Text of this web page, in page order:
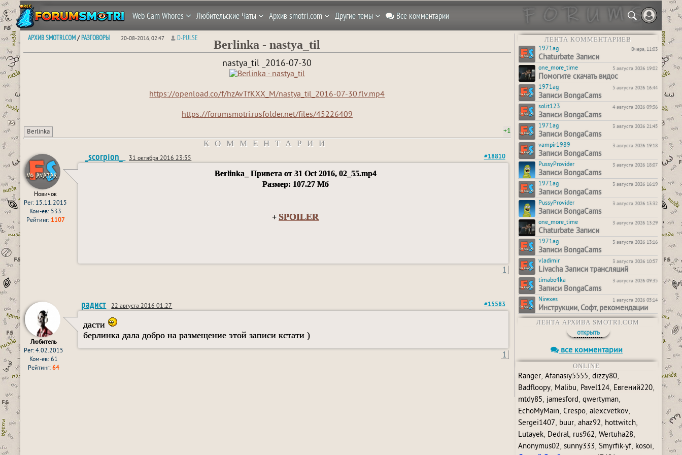
Web Cam Whores Любительские Чаты Архив smotri.com Другие темы Все комментарии
АРХИВ SMOTRI.COM/РАЗГОВОРЫ 20-08-2016, 02:47 D-PULSE
Berlinka - nastya_til
nastya_til _2016-07-30
https://openload.co/f/hzAvTfKXX_M/nastya_til_2016-07-30.flv.mp4
https://forumsmotri.rusfolder.net/files/45226409
Berlinka +1
КОММЕНТАРИИ
Новичок
Рег: 15.11.2015
Ком-ев: 533
Рейтинг: 1107
_scorpion_ 31 октября 2016 23:55 #18810
Berlinka_ Привета от 31 Oct 2016, 02_55.mp4
Размер: 107.27 Мб
+ SPOILER
1
Любитель
Рег: 4.02.2015
Ком-ев: 61
Рейтинг:64
радист 22 августа 2016 01:27 #15583
дасти
берлинка дала добро на размещение этой записи кстати )
1
ЛЕНТА КОММЕНТАРИЕВ
1971ag
Вчера, 11:03
Chaturbate Записи
one_more_time 5 августа 2026 19:02
Помогите скачать видос
1971ag 5 августа 2026 16:44
Записи BongaCams
solit123 4 августа 2026 09:36
Записи BongaCams
1971ag 3 августа 2026 21:45
Записи BongaCams
vampir1989 3 августа 2026 19:18
Записи BongaCams
PussyProvider 3 августа 2026 18:07
Записи BongaCams
1971ag 3 августа 2026 16:19
Записи BongaCams
PussyProvider 3 августа 2026 13:32
Записи BongaCams
one_more_time 3 августа 2026 13:29
Chaturbate Записи
1971ag 3 августа 2026 13:16
Записи BongaCams
vladimir 3 августа 2026 10:57
Livacha Записи трансляций
timabo4ka 3 августа 2026 09:35
Записи BongaCams
Nirexes 1 августа 2026 05:14
Инструкции, Софт, рекомендации
ЛЕНТА АРХИВА SMOTRI.COM
открыть
все комментарии
ONLINE
Ranger, Afanasiy5555, dizzy80,
Badfloopy, Malibu, Pavel124, Евгений220,
mtdy85, jamesford, qwertyman,
EchoMyMain, Crespo, alexcvetkov,
Sergei1407, buur, ahaz92, hottwitch,
Lutayek, Dedral, rus962, Wertuha28,
Anonymus02, sunny333, Smyrfik-yf, kosoi,